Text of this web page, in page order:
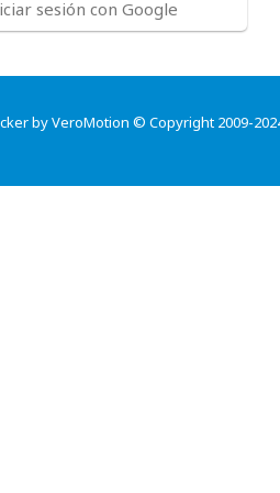
sesión con Google
by VeroMotion © Copyright 2009-